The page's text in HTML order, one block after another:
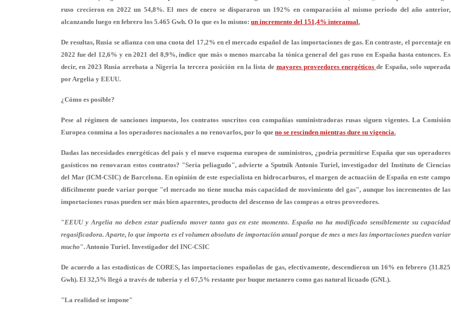
ruso crecieron en 2022 un 54,8%. El mes de enero se dispararon un 192% en comparación al mismo periodo del año anterior,
alcanzando luego en febrero los 5.465 Gwh. O lo que es lo mismo: un incremento del 151,4% interanual.
De resultas, Rusia se afianza con una cuota del 17,2% en el mercado español de las importaciones de gas. En contraste, el porcentaje en
2022 fue del 12,6% y en 2021 del 8,9%, índice que más o menos marcaba la tónica general del gas ruso en España hasta entonces. Es
decir, en 2023 Rusia arrebata a Nigeria la tercera posición en la lista de mayores proveedores energéticos de España, solo superada
por Argelia y EEUU.
¿Cómo es posible?
Pese al régimen de sanciones impuesto, los contratos suscritos con compañías suministradoras rusas siguen vigentes. La Comisión
Europea conmina a los operadores nacionales a no renovarlos, por lo que no se rescinden mientras dure su vigencia.
Dadas las necesidades energéticas del país y el nuevo esquema europeo de suministros, ¿podría permitirse España que sus operadores
gasísticos no renovaran estos contratos? "Sería peliagudo", advierte a Sputnik Antonio Turiel, investigador del Instituto de Ciencias
del Mar (ICM-CSIC) de Barcelona. En opinión de este especialista en hidrocarburos, el margen de actuación de España en este campo
difícilmente puede variar porque "el mercado no tiene mucha más capacidad de movimiento del gas", aunque los incrementos de las
importaciones rusas pueden ser más bien aparentes, producto del descenso de las compras a otros proveedores.
"EEUU y Argelia no deben estar pudiendo mover tanto gas en este momento. España no ha modificado sensiblemente su capacidad
regasificadora. Aparte, lo que importa es el volumen absoluto de importación anual porque de mes a mes las importaciones pueden variar
mucho". Antonio Turiel. Investigador del INC-CSIC
De acuerdo a las estadísticas de CORES, las importaciones españolas de gas, efectivamente, descendieron un 16% en febrero (31.825
Gwh). El 32,5% llegó a través de tubería y el 67,5% restante por buque metanero como gas natural licuado (GNL).
"La realidad se impone"